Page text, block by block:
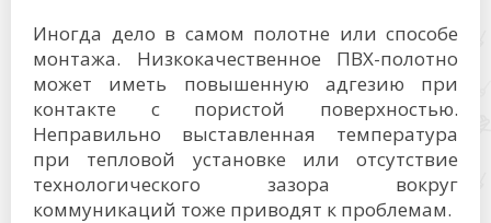
Иногда дело в самом полотне или способе
монтажа. Низкокачественное ПВХ-полотно
может иметь повышенную адгезию при
контакте с пористой поверхностью.
Неправильно выставленная температура
при тепловой установке или отсутствие
технологического зазора вокруг
коммуникаций тоже приводят к проблемам.